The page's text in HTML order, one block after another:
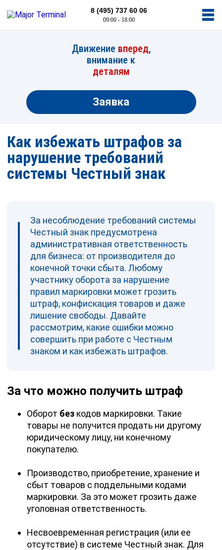
8 (495) 737 60 06
09:00 - 18:00
Движение вперед,
внимание к
деталям
Заявка
Как избежать штрафов за
нарушение требований
системы Честный знак
За несоблюдение требований системы
Честный знак предусмотрена
административная ответственность
для бизнеса: от производителя до
конечной точки сбыта. Любому
участнику оборота за нарушение
правил маркировки может грозить
штраф, конфискация товаров и даже
лишение свободы. Давайте
рассмотрим, какие ошибки можно
совершить при работе с Честным
знаком и как избежать штрафов.
За что можно получить штраф
Оборот без кодов маркировки. Такие
товары не получится продать ни другому
юридическому лицу, ни конечному
покупателю.
Производство, приобретение, хранение и
сбыт товаров с поддельными кодами
маркировки. За это может грозить даже
уголовная ответственность.
Несвоевременная регистрация (или ее
отсутствие) в системе Честный знак. Для